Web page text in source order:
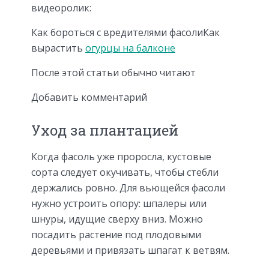
видеоролик:
Как бороться с вредителями фасолиКак
вырастить огурцы на балконе
После этой статьи обычно читают
Добавить комментарий
Уход за плантацией
Когда фасоль уже проросла, кустовые
сорта следует окучивать, чтобы стебли
держались ровно. Для вьющейся фасоли
нужно устроить опору: шпалеры или
шнуры, идущие сверху вниз. Можно
посадить растение под плодовыми
деревьями и привязать шпагат к ветвям.